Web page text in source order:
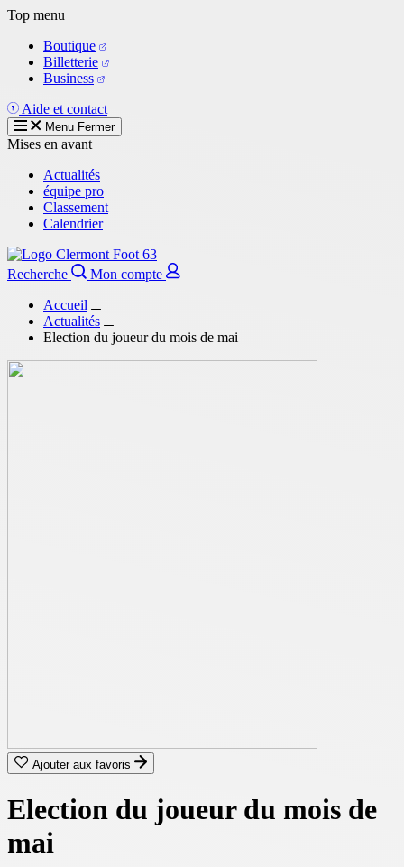
Aller
contenu
principal
Top menu
Boutique
Billetterie
Business
Aide et contact
Menu Fermer
Mises en avant
Actualités
équipe pro
Classement
Calendrier
Recherche
Mon compte
Accueil
Actualités
Election du joueur du mois de mai
Ajouter aux favoris
Election du joueur du mois de
mai